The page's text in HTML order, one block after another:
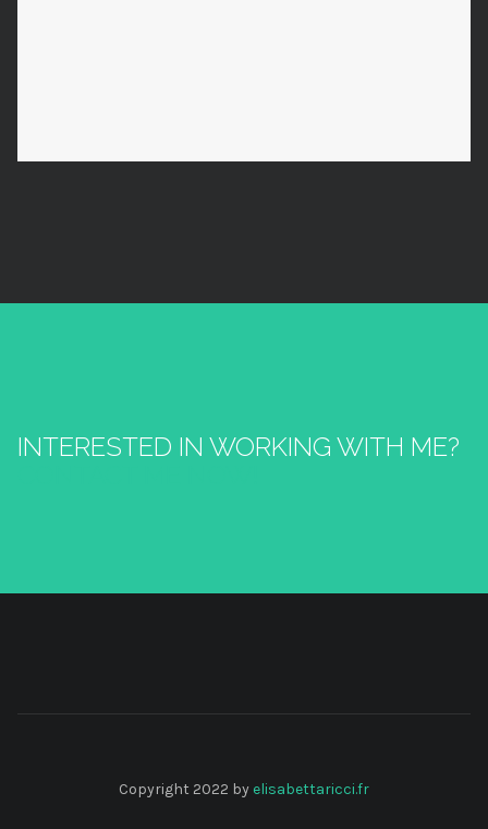
INTERESTED IN WORKING WITH ME?
Copyright 2022 by elisabettaricci.fr